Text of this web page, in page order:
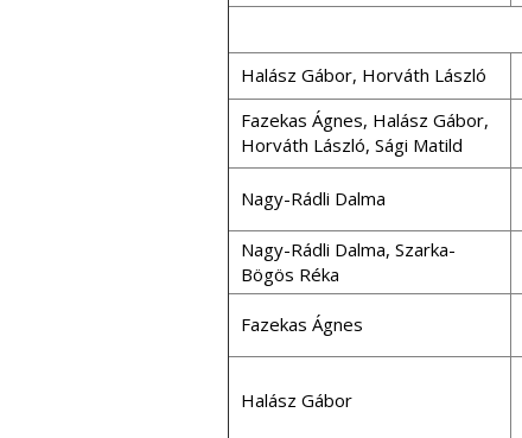
Halász Gábor, Horváth László
Fazekas Ágnes, Halász Gábor,
Horváth László, Sági Matild
Nagy-Rádli Dalma
Nagy-Rádli Dalma, Szarka-
Bögös Réka
Fazekas Ágnes
Halász Gábor